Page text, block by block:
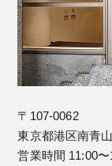
〒107-0062
東京都港区南青
営業時間 11:00〜